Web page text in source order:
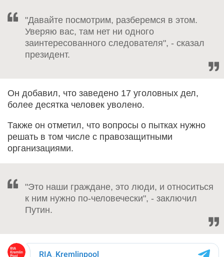
"Давайте посмотрим, разберемся в этом.
Уверяю вас, там нет ни одного
заинтересованного следователя", - сказал
президент.
Он добавил, что заведено 17 уголовных дел,
более десятка человек уволено.
Также он отметил, что вопросы о пытках нужно
решать в том числе с правозащитными
организациями.
"Это наши граждане, это люди, и относиться
к ним нужно по-человечески", - заключил
Путин.